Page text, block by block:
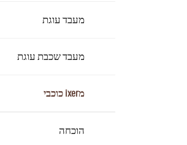
מעבד עוגת
מעבד שכבת עוגת
מixer כוכבי
הוכחה